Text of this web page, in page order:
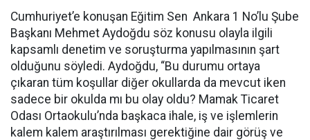
Cumhuriyet’e konuşan Eğitim Sen Ankara 1 No’lu Şube
Başkanı Mehmet Aydoğdu söz konusu olayla ilgili
kapsamlı denetim ve soruşturma yapılmasının şart
olduğunu söyledi. Aydoğdu, “Bu durumu ortaya
çıkaran tüm koşullar diğer okullarda da mevcut iken
sadece bir okulda mı bu olay oldu? Mamak Ticaret
Odası Ortaokulu’nda başkaca ihale, iş ve işlemlerin
kalem kalem araştırılması gerektiğine dair görüş ve